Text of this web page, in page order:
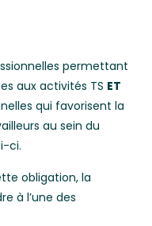
permettant
aux activités TS ET
qui favorisent la
au sein du
ci.
obligation, la
à l’une des